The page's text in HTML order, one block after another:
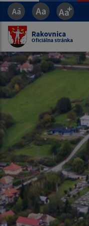
Rakovnica
Oficiálna stránka